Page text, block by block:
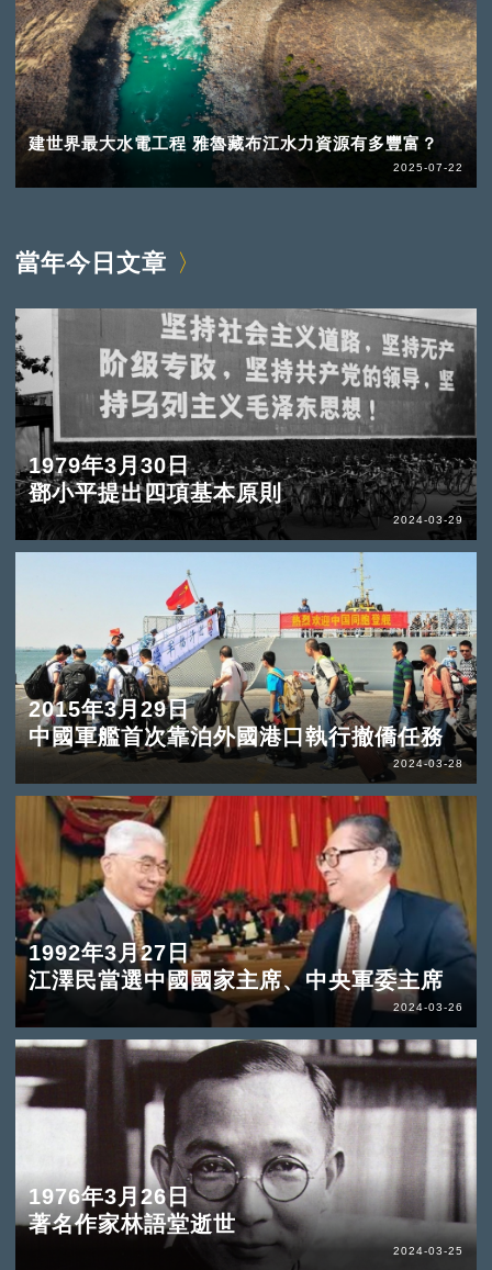
建世界最大水電工程 雅魯藏布江水力資源有多豐富？
2025-07-22
當年今日文章
1979年3月30日
鄧小平提出四項基本原則
2024-03-29
2015年3月29日
中國軍艦首次靠泊外國港口執行撤僑任務
2024-03-28
1992年3月27日
江澤民當選中國國家主席、中央軍委主席
2024-03-26
1976年3月26日
著名作家林語堂逝世
2024-03-25